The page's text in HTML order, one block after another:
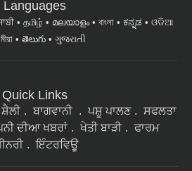
Languages
தமிழ் മലയാളം বাংলা ಕನ್ನಡ
ଓଡିଆ
తెలుగు ગુજરાતી
Quick Links
ਬਾਗਵਾਨੀ ਪਸ਼ੂ ਪਾਲਣ
ਸਫਲਤਾ
ਦੀਆ ਖਬਰਾਂ ਖੇਤੀ ਬਾੜੀ
ਫਾਰਮ
ਇੰਟਰਵਿਊ